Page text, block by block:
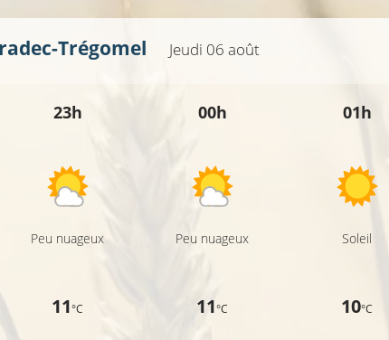
Trégomel Jeudi 06 août
23h
Peu nuageux
11°C
00h
Peu nuageux
11°C
01h
Soleil
10°C